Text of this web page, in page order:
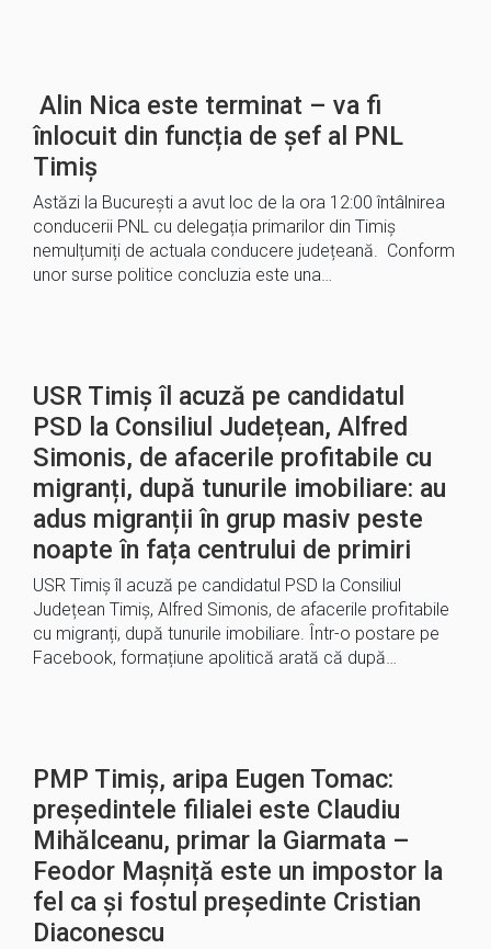
Alin Nica este terminat – va fi
înlocuit din funcția de șef al PNL
Timiș
Astăzi la București a avut loc de la ora 12:00 întâlnirea
conducerii PNL cu delegația primarilor din Timiș
nemulțumiți de actuala conducere județeană. Conform
unor surse politice concluzia este una…
USR Timiș îl acuză pe candidatul
PSD la Consiliul Județean, Alfred
Simonis, de afacerile profitabile cu
migranți, după tunurile imobiliare: au
adus migranții în grup masiv peste
noapte în fața centrului de primiri
USR Timiș îl acuză pe candidatul PSD la Consiliul
Județean Timiș, Alfred Simonis, de afacerile profitabile
cu migranți, după tunurile imobiliare. Într-o postare pe
Facebook, formațiune apolitică arată că după…
PMP Timiș, aripa Eugen Tomac:
președintele filialei este Claudiu
Mihălceanu, primar la Giarmata –
Feodor Mașniță este un impostor la
fel ca și fostul președinte Cristian
Diaconescu